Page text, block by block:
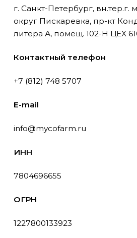
г. Санкт-Петербург,
округ Пискаревка, пр-кт
литера А, помещ. 102-Н ЦЕХ
Контактный телефон
+7 (812) 748 5707
E-mail
info@mycofarm.ru
ИНН
7804696655
ОГРН
1227800133923